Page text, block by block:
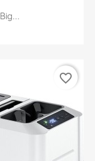
favorite_border